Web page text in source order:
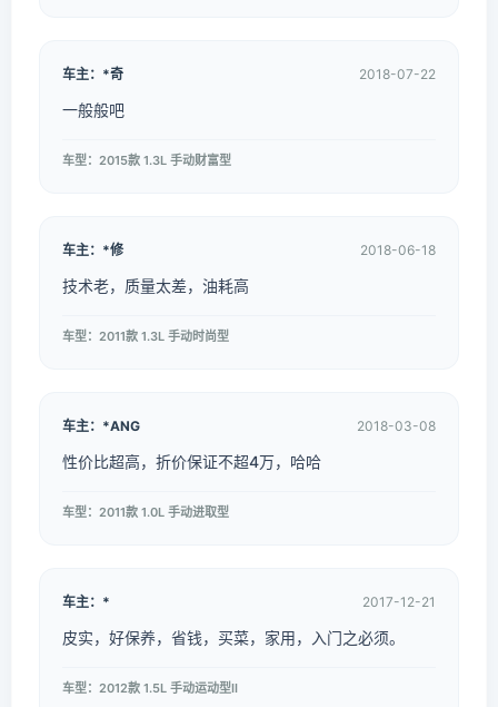
车主：*奇 2018-07-22
一般般吧
车型：2015款 1.3L 手动财富型
车主：*修 2018-06-18
技术老，质量太差，油耗高
车型：2011款 1.3L 手动时尚型
车主：*ANG 2018-03-08
性价比超高，折价保证不超4万，哈哈
车型：2011款 1.0L 手动进取型
车主：* 2017-12-21
皮实，好保养，省钱，买菜，家用，入门之必须。
车型：2012款 1.5L 手动运动型II